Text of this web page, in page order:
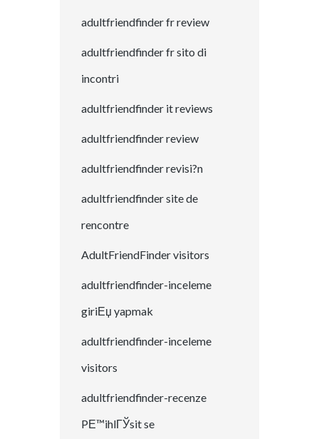
adultfriendfinder fr review
adultfriendfinder fr sito di
incontri
adultfriendfinder it reviews
adultfriendfinder review
adultfriendfinder revisi?n
adultfriendfinder site de
rencontre
AdultFriendFinder visitors
adultfriendfinder-inceleme
giriЕџ yapmak
adultfriendfinder-inceleme
visitors
adultfriendfinder-recenze
PЕ™ihlГЎsit se